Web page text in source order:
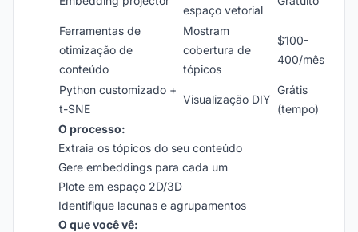
espaço vetorial
Ferramentas de
otimização de
conteúdo
Mostram
cobertura de
tópicos
$100-
400/mês
Python customizado +
t-SNE
Visualização DIY
Grátis
(tempo)
O processo:
Extraia os tópicos do seu conteúdo
Gere embeddings para cada um
Plote em espaço 2D/3D
Identifique lacunas e agrupamentos
O que você vê: